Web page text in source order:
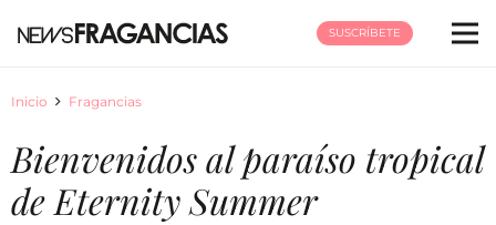
SUSCRÍBETE
Inicio Fragancias
Bienvenidos al paraíso tropical
de Eternity Summer